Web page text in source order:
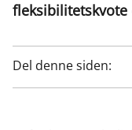
fleksibilitetskvote
Del denne siden: